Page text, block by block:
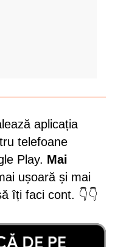
aplicația
telefoane
Play. Mai
ușoară și mai
îți faci cont. 👇👇